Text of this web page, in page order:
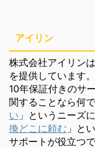
アイリン
株式会社アイリンは
を提供しています
10年保証付きのサ
関することなら何
い 」というニーズ
換どこに頼む 」と
サポートが役立つで